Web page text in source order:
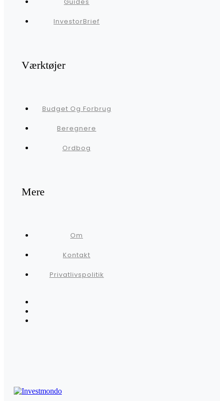
InvestorBrief
Værktøjer
Budget Og Forbrug
Beregnere
Ordbog
Mere
Om
Kontakt
Privatlivspolitik